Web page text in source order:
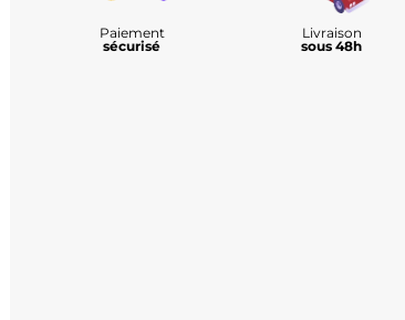
Paiement
sécurisé
Livraison
sous 48h